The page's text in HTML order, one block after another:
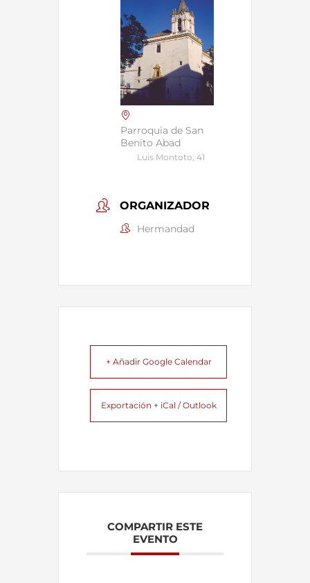
Parroquia de San
Benito Abad
Luis Montoto, 41
ORGANIZADOR
Hermandad
+ Añadir Google Calendar
Exportación + iCal / Outlook
COMPARTIR ESTE
EVENTO